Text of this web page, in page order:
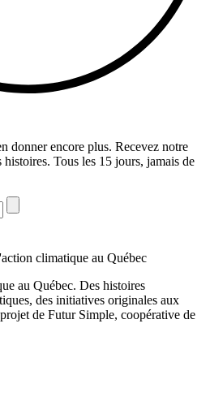
donner encore plus. Recevez notre
Tous les 15 jours, jamais de
au Québec. Des histoires
des initiatives originales aux
de Futur Simple, coopérative de